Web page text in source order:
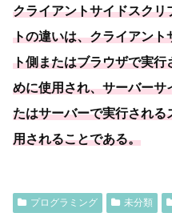
クライアントサイドスク
トの違いは、クライアン
ト側またはブラウザで実
めに使用され、サーバーサ
たはサーバーで実行され
用されることである。
プログラミング 未分類